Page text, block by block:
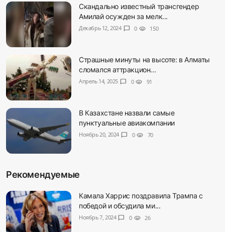
Скандально известный трансгендер
Амилай осужден за мелк...
Декабрь 12, 2024 chat_bubble 0 visibility 150
Страшные минуты на высоте: в Алматы
сломался аттракцион...
Апрель 14, 2025 chat_bubble 0 visibility 91
В Казахстане назвали самые
пунктуальные авиакомпании
Ноябрь 20, 2024 chat_bubble 0 visibility 70
Рекомендуемые
Камала Харрис поздравила Трампа с
победой и обсудила ми...
Ноябрь 7, 2024 chat_bubble 0 visibility 26